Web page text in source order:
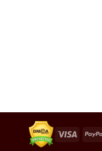
Visa